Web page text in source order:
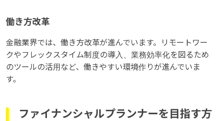
働き方改革
金融業界では、働き方改革が進んでいます。リモートワー
クやフレックスタイム制度の導入、業務効率化を図るため
のツールの活用など、働きやすい環境作りが進んでいま
す。
ファイナンシャルプランナーを目指す方